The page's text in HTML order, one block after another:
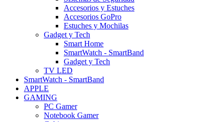
Accesorios y Estuches
Accesorios GoPro
Estuches y Mochilas
Gadget y Tech
Smart Home
SmartWatch - SmartBand
Gadget y Tech
TV LED
SmartWatch - SmartBand
APPLE
GAMING
PC Gamer
Notebook Gamer